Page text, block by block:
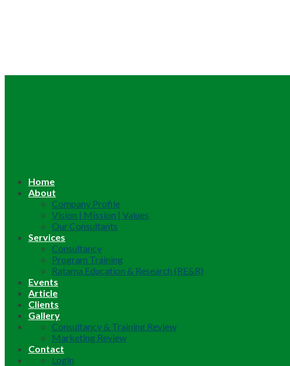
Home
About
Company Profile
Vision | Mission | Values
Our Consultants
Services
Consultancy
Program Training
Ratama Education & Research (RE&R)
Events
Article
Clients
Gallery
Consultancy & Training Review
Marketing Review
Contact
Login